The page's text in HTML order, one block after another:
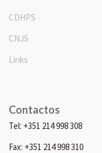
CDHPS
CNJS
Links
Contactos
Tel: +351 214 998 308
Fax: +351 214 998 310